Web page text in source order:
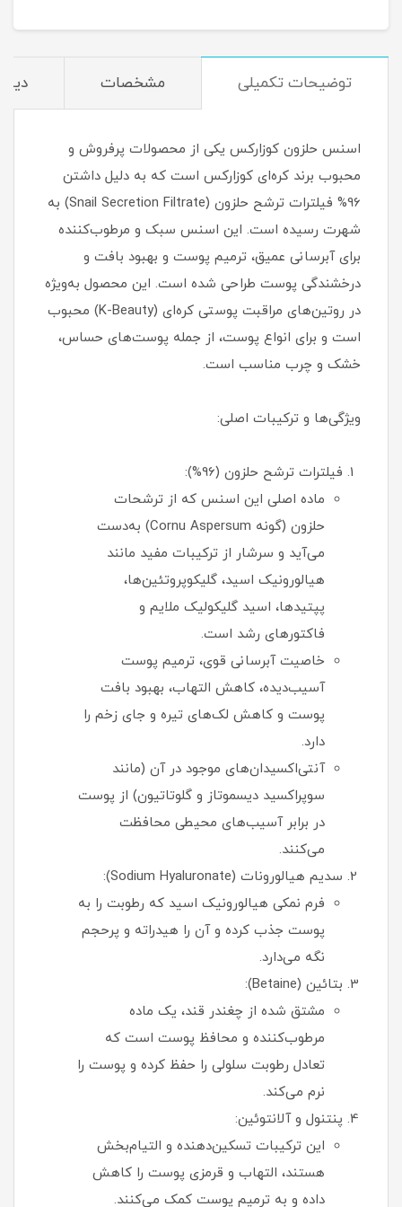
توضیحات تکمیلی مشخصات
اسنس حلزون کوزارکس یکی از محصولات پرفروش و
محبوب برند کره‌ای کوزارکس است که به دلیل داشتن
96% فیلترات ترشح حلزون (Snail Secretion Filtrate) به
شهرت رسیده است. این اسنس سبک و مرطوب‌کننده
برای آبرسانی عمیق، ترمیم پوست و بهبود بافت و
درخشندگی پوست طراحی شده است. این محصول به‌ویژه
در روتین‌های مراقبت پوستی کره‌ای (K-Beauty) محبوب
است و برای انواع پوست، از جمله پوست‌های حساس،
خشک و چرب مناسب است.
ویژگی‌ها و ترکیبات اصلی:
فیلترات ترشح حلزون (96%):
ماده اصلی این اسنس که از ترشحات
حلزون (گونه Cornu Aspersum) به‌دست
می‌آید و سرشار از ترکیبات مفید مانند
هیالورونیک اسید، گلیکوپروتئین‌ها،
پپتیدها، اسید گلیکولیک ملایم و
فاکتورهای رشد است.
خاصیت آبرسانی قوی، ترمیم پوست
آسیب‌دیده، کاهش التهاب، بهبود بافت
پوست و کاهش لک‌های تیره و جای زخم را
دارد.
آنتی‌اکسیدان‌های موجود در آن (مانند
سوپراکسید دیسموتاز و گلوتاتیون) از پوست
در برابر آسیب‌های محیطی محافظت
می‌کنند.
سدیم هیالورونات (Sodium Hyaluronate):
فرم نمکی هیالورونیک اسید که رطوبت را به
پوست جذب کرده و آن را هیدراته و پرحجم
نگه می‌دارد.
بتائین (Betaine):
مشتق شده از چغندر قند، یک ماده
مرطوب‌کننده و محافظ پوست است که
تعادل رطوبت سلولی را حفظ کرده و پوست را
نرم می‌کند.
پنتنول و آلانتوئین:
این ترکیبات تسکین‌دهنده و التیام‌بخش
هستند، التهاب و قرمزی پوست را کاهش
داده و به ترمیم پوست کمک می‌کنند.